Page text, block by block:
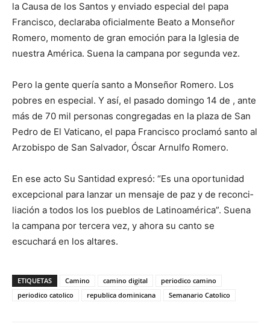
la Causa de los Santos y en­viado especial del papa
Francisco, de­claraba oficialmente Beato a Monseñor
Romero, momento de gran emoción para la Iglesia de
nuestra América. Suena la campana por segunda vez.
Pero la gente quería santo a Mon­señor Romero. Los
pobres en especial. Y así, el pasado domingo 14 de ­, ante
más de 70 mil personas congregadas en la plaza de San
Pedro de El Vaticano, el papa Francisco proclamó santo al
Arzobispo de San Salvador, Óscar Arnulfo Romero.
En ese acto Su Santidad expresó: “Es una oportunidad
excepcional para lanzar un mensaje de paz y de reconci­
liación a todos los los pueblos de Lati­noamérica”. Suena
la campana por tercera vez, y ahora su canto se
escuchará en los altares.
ETIQUETAS Camino camino digital
periodico camino
periodico catolico
republica dominicana Semanario Catolico